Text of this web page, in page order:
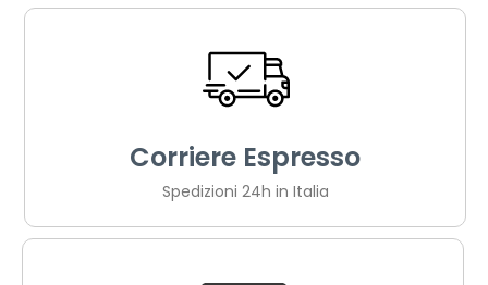
Corriere Espresso
Spedizioni 24h in Italia